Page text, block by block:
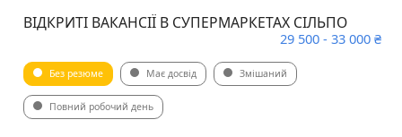
ВІДКРИТІ ВАКАНСІЇ В СУПЕРМАРКЕТАХ СІЛЬПО
29 500 - 33 000 ₴
Без резюме Має досвід Змішаний
Повний робочий день